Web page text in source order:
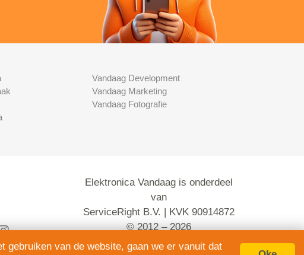
Vandaag Development
Vandaag Marketing
Vandaag Fotografie
Elektronica Vandaag is onderdeel
van
ServiceRight B.V. | KVK 90914872
© 2012 – 2026
alle rechten voorbehouden.
gebruiken van de website, gaan we er vanuit dat